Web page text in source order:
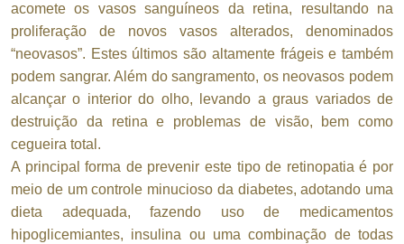
acomete os vasos sanguíneos da retina, resultando na
proliferação de novos vasos alterados, denominados
“neovasos”. Estes últimos são altamente frágeis e também
podem sangrar. Além do sangramento, os neovasos podem
alcançar o interior do olho, levando a graus variados de
destruição da retina e problemas de visão, bem como
cegueira total.
A principal forma de prevenir este tipo de retinopatia é por
meio de um controle minucioso da diabetes, adotando uma
dieta adequada, fazendo uso de medicamentos
hipoglicemiantes, insulina ou uma combinação de todas